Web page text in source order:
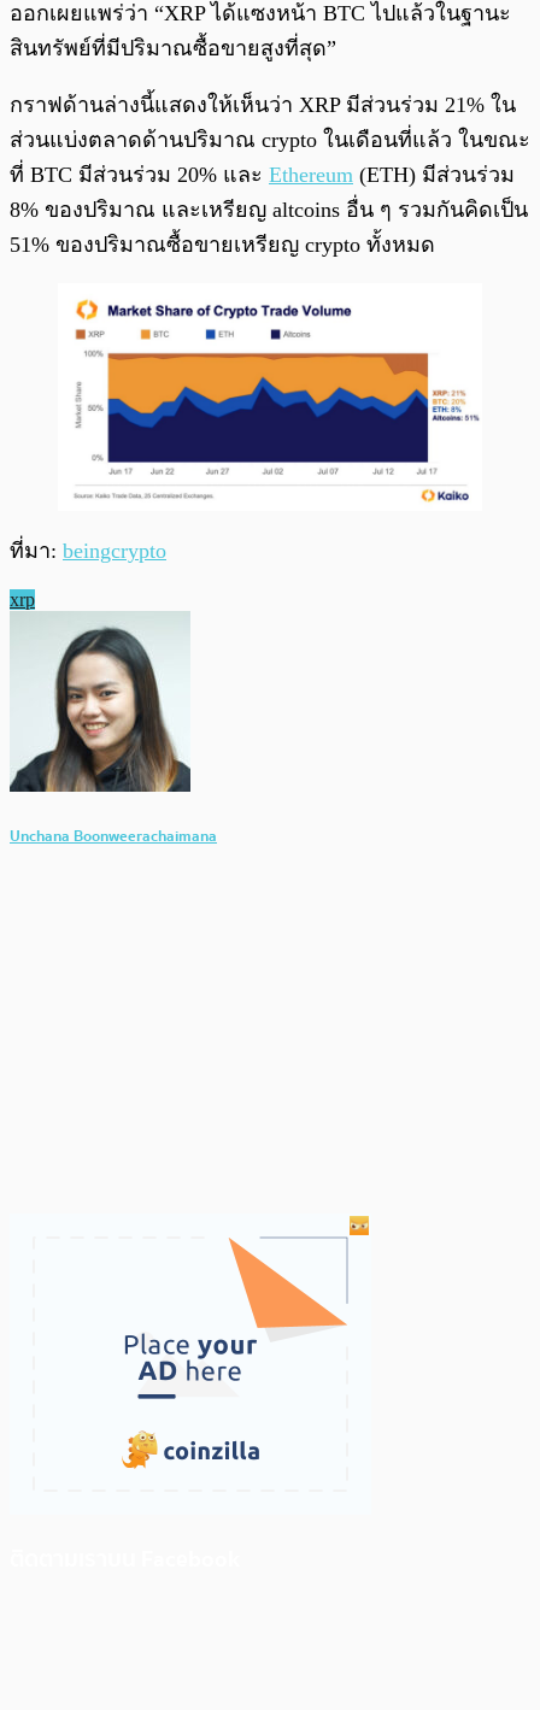
ออกเผยแพร่ว่า “XRP ได้แซงหน้า BTC ไปแล้วในฐานะ
สินทรัพย์ที่มีปริมาณซื้อขายสูงที่สุด”
กราฟด้านล่างนี้แสดงให้เห็นว่า XRP มีส่วนร่วม 21% ใน
ส่วนแบ่งตลาดด้านปริมาณ crypto ในเดือนที่แล้ว ในขณะ
ที่ BTC มีส่วนร่วม 20% และ Ethereum (ETH) มีส่วนร่วม
8% ของปริมาณ และเหรียญ altcoins อื่น ๆ รวมกันคิดเป็น
51% ของปริมาณซื้อขายเหรียญ crypto ทั้งหมด
ที่มา: beingcrypto
xrp
Unchana Boonweerachaimana